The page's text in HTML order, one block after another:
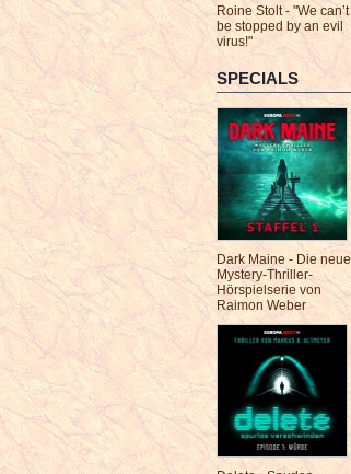
Roine Stolt - "We can’t
be stopped by an evil
virus!"
SPECIALS
Dark Maine - Die neue
Mystery-Thriller-
Hörspielserie von
Raimon Weber